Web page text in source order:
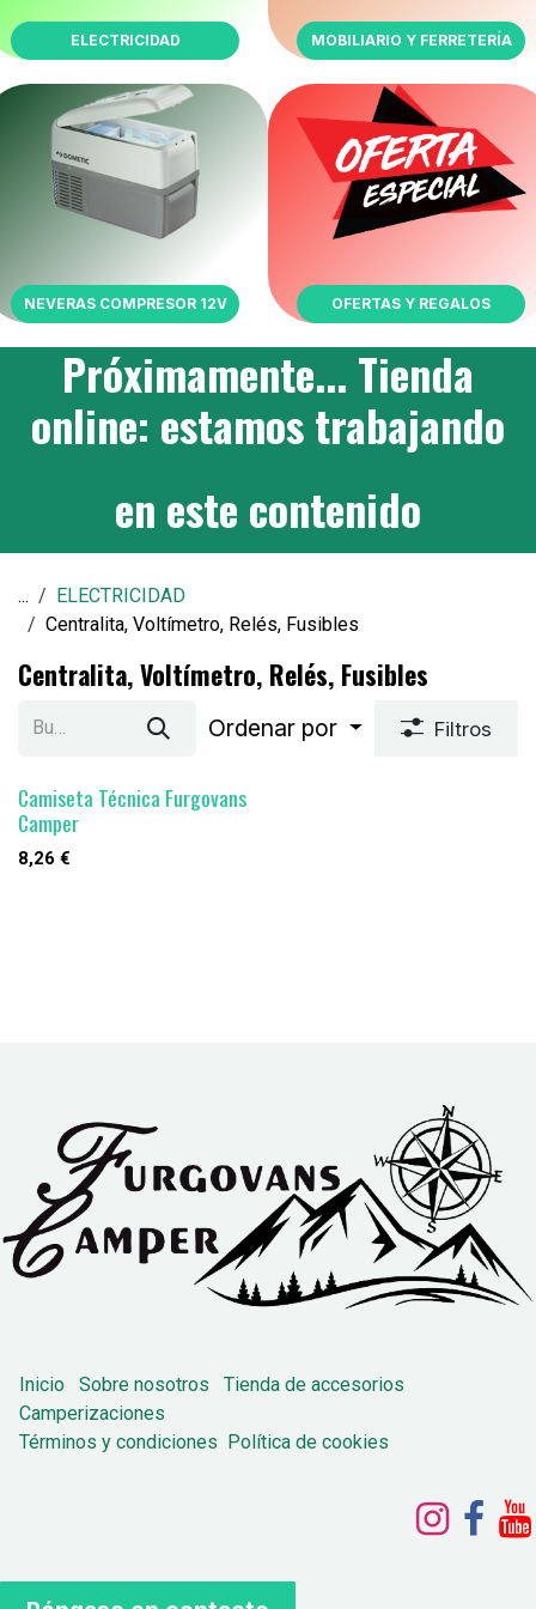
ELECTRICIDAD MOBILIARIO Y FERRETERÍA
NEVERAS COMPRESOR 12V OFERTAS Y REGALOS
Próximamente... Tienda
online: estamos trabajando
en este contenido
...
ELECTRICIDAD
Centralita, Voltímetro, Relés, Fusibles
Centralita, Voltímetro, Relés, Fusibles
Ordenar por Filtros
Camiseta Técnica Furgovans
Camper
8,26 €
Inicio Sobre nosotros
Tienda de accesorios
Camperizaciones
Términos y condiciones
Política de cookies